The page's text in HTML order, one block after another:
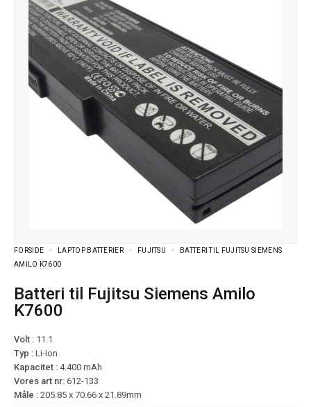
FORSIDE LAPTOP BATTERIER FUJITSU
BATTERI TIL FUJITSU SIEMENS
AMILO K7600
Batteri til Fujitsu Siemens Amilo
K7600
Volt : 11.1
Typ : Li-ion
Kapacitet : 4.400 mAh
Vores art nr: 612-133
Måle : 205.85 x 70.66 x 21.89mm